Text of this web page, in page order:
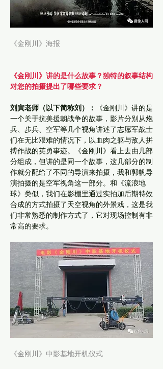
《金刚川》海报
《金刚川》讲的是什么故事？独特的叙事结构
对您的拍摄提出了哪些要求？
刘寅老师（以下简称刘）：
《金刚川》讲的是
一个关于抗美援朝战争的故事，影片分别从炮
兵、步兵、空军等几个视角讲述了志愿军战士
们在无比艰难的情况下，以血肉之躯与敌人拼
搏作战的英勇事迹。《金刚川》看上去由几部
分组成，但讲的是同一个故事，这几部分的制
作就分配给了不同的导演来拍摄，我和郭帆导
演拍摄的是空军视角这一部分。和《流浪地
球》类似，我们在影棚里通过实拍加后期特效
合成的方式拍摄了天空视角的外景戏，这是我
们非常熟悉的制作方式了，它对现场控制有非
常高的要求。
《金刚川》中影基地开机仪式